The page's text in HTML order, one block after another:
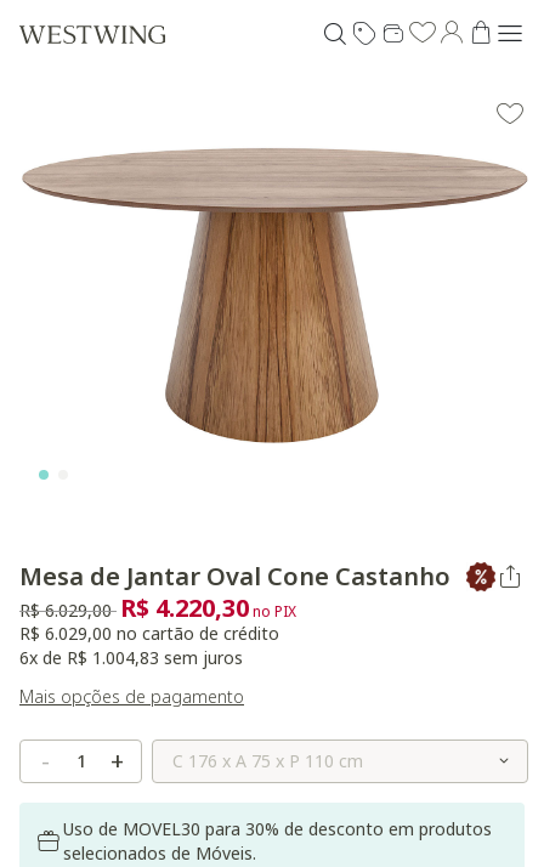
Mesa de Jantar Oval Cone Castanho
Preço reduzido de
R$ 6.029,00 para
R$ 4.220,30no PIX
R$ 6.029,00 no cartão de crédito
6x de R$ 1.004,83 sem juros
Mais opções de pagamento
- + Selecione o Tamanho
Uso de MOVEL30 para 30% de desconto em produtos
selecionados de Móveis.